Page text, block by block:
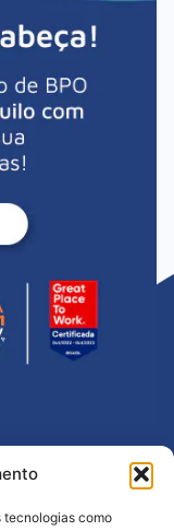
tecnologias como